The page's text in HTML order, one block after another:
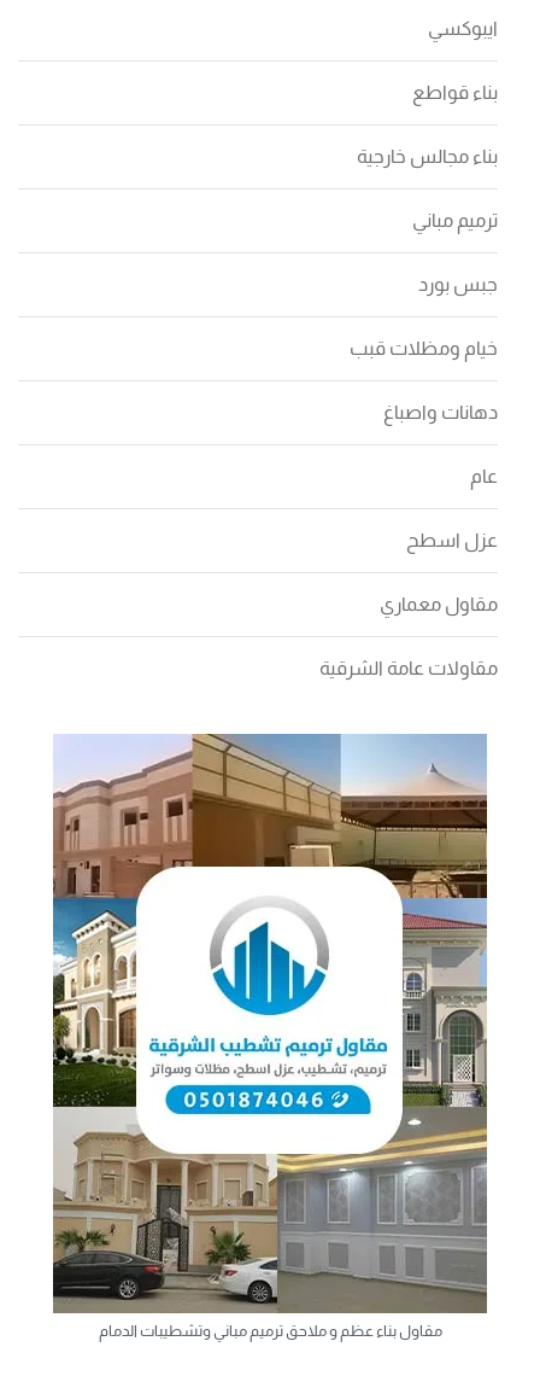
ايبوكسي
بناء قواطع
بناء مجالس خارجية
ترميم مباني
جبس بورد
خيام ومظلات قبب
دهانات واصباغ
عام
عزل اسطح
مقاول معماري
مقاولات عامة الشرقية
مقاول بناء عظم و ملاحق ترميم مباني وتشطيبات الدمام